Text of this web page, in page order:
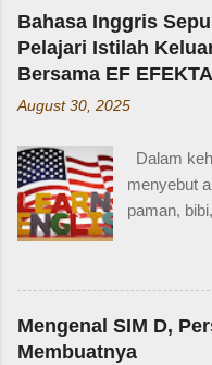
kakaknya
tetangga,
mainan.”
dengan
mana?
tidak ingat
terkejut
tidak
Zaidan
bekerja di
segitu,
Memang
Bahasa Inggris
Pelajari Istilah
Bersama EF
August 30, 2025
Dalam
menyebut
paman,
bahasa
menarik
perempuan
"cousin",
Mengenal SIM D,
Membuatnya